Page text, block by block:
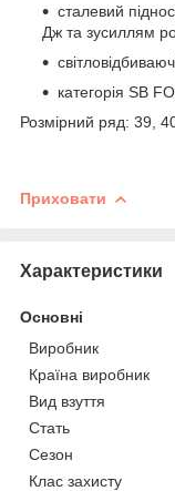
сталевий
Дж та зусиллям
категорія SB
Розмірний ряд: 39,
Приховати
Характеристики
Основні
Виробник
Країна виробник
Вид взуття
Стать
Сезон
Клас захисту